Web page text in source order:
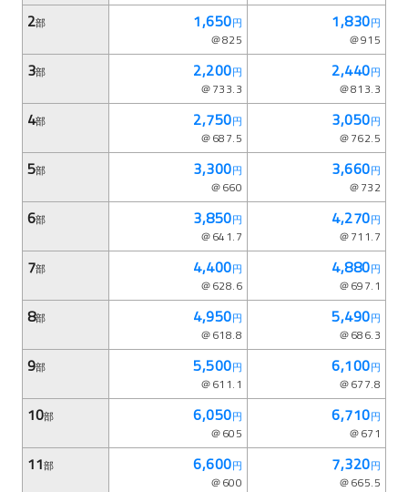
2部 1,650円
＠825
1,830円
＠915
3部 2,200円
＠733.3
2,440円
＠813.3
4部 2,750円
＠687.5
3,050円
＠762.5
5部 3,300円
＠660
3,660円
＠732
6部 3,850円
＠641.7
4,270円
＠711.7
7部 4,400円
＠628.6
4,880円
＠697.1
8部 4,950円
＠618.8
5,490円
＠686.3
9部 5,500円
＠611.1
6,100円
＠677.8
10部 6,050円
＠605
6,710円
＠671
11部 6,600円
＠600
7,320円
＠665.5